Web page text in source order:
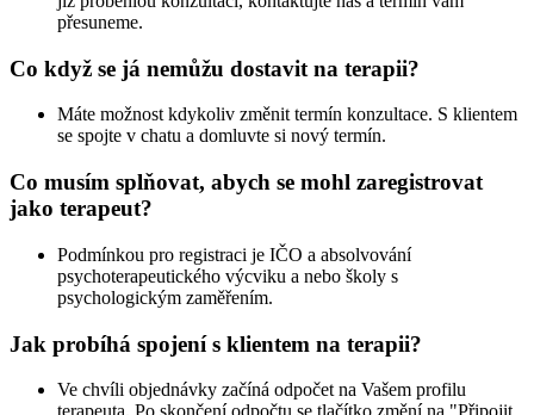
přesuneme.
Co když se já nemůžu dostavit na terapii?
Máte možnost kdykoliv změnit termín konzultace. S klientem
se spojte v chatu a domluvte si nový termín.
Co musím splňovat, abych se mohl zaregistrovat
jako terapeut?
Podmínkou pro registraci je IČO a absolvování
psychoterapeutického výcviku a nebo školy s
psychologickým zaměřením.
Jak probíhá spojení s klientem na terapii?
Ve chvíli objednávky začíná odpočet na Vašem profilu